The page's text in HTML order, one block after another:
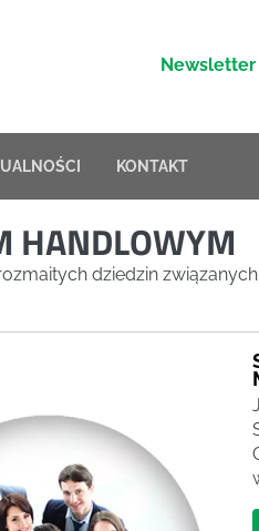
Newsletter
KONTAKT
HANDLOWYM
dziedzin